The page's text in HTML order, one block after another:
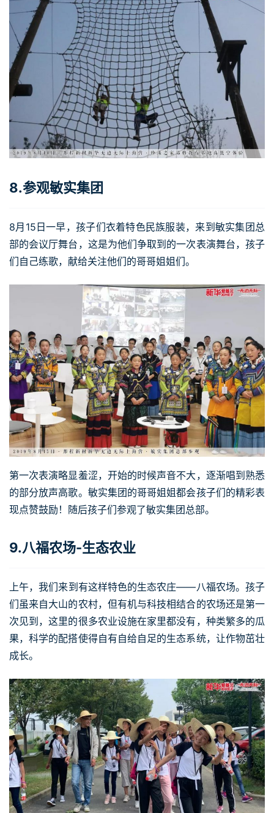
8.参观敏实集团
8月15日一早，孩子们衣着特色民族服装，来到敏实集团总
部的会议厅舞台，这是为他们争取到的一次表演舞台，孩子
们自己练歌，献给关注他们的哥哥姐姐们。
第一次表演略显羞涩，开始的时候声音不大，逐渐唱到熟悉
的部分放声高歌。敏实集团的哥哥姐姐都会孩子们的精彩表
现点赞鼓励！随后孩子们参观了敏实集团总部。
9.八福农场-生态农业
上午，我们来到有这样特色的生态农庄——八福农场。孩子
们虽来自大山的农村，但有机与科技相结合的农场还是第一
次见到，这里的很多农业设施在家里都没有，种类繁多的瓜
果，科学的配搭使得自有自给自足的生态系统，让作物茁壮
成长。